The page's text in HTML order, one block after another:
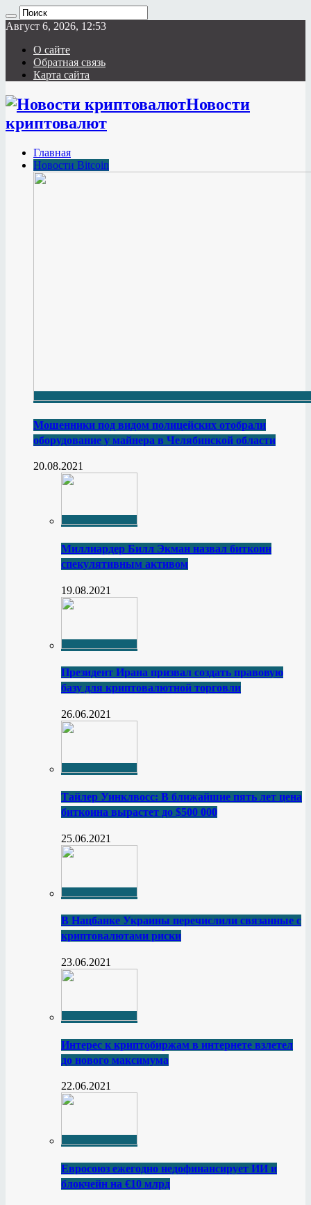
Август 6, 2026, 12:53
О сайте
Обратная связь
Карта сайта
Новости
криптовалют
Главная
Новости Bitcoin
Мошенники под видом полицейских отобрали
оборудование у майнера в Челябинской области
20.08.2021
Миллиардер Билл Экман назвал биткоин
спекулятивным активом
19.08.2021
Президент Ирана призвал создать правовую
базу для криптовалютной торговли
26.06.2021
Тайлер Уинклвосс: В ближайшие пять лет цена
биткоина вырастет до $500 000
25.06.2021
В Нацбанке Украины перечислили связанные с
криптовалютами риски
23.06.2021
Интерес к криптобиржам в интернете взлетел
до нового максимума
22.06.2021
Евросоюз ежегодно недофинансирует ИИ и
блокчейн на €10 млрд